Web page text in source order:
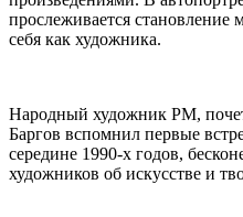
прослеживается становление
себя как художника.
Народный художник РМ,
Баргов вспомнил первые
середине 1990-х годов,
художников об искусстве и